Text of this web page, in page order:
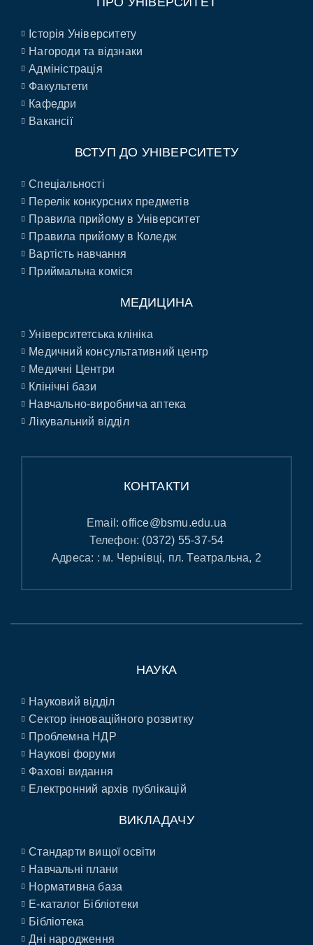
Історія Університету
Нагороди та відзнаки
Адміністрація
Факультети
Кафедри
Вакансії
ВСТУП ДО УНІВЕРСИТЕТУ
Спеціальності
Перелік конкурсних предметів
Правила прийому в Університет
Правила прийому в Коледж
Вартість навчання
Приймальна коміся
МЕДИЦИНА
Університетська клініка
Медичний консультативний центр
Медичні Центри
Клінічні бази
Навчально-виробнича аптека
Лікувальний відділ
КОНТАКТИ
Email:office@bsmu.edu.ua
Телефон: (0372) 55-37-54
Адреса: : м. Чернівці, пл. Театральна, 2
НАУКА
Науковий відділ
Сектор інноваційного розвитку
Проблемна НДР
Наукові форуми
Фахові видання
Електронний архів публікацій
ВИКЛАДАЧУ
Стандарти вищої освіти
Навчальні плани
Нормативна база
E-каталог Бібліотеки
Бібліотека
Дні народження